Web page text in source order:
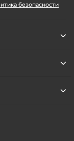
безопасности